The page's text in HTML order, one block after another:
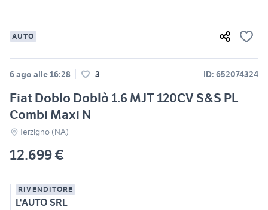
AUTO
6 ago alle 16:28 3 ID: 652074324
Fiat Doblo Doblò 1.6 MJT 120CV S&S PL
Combi Maxi N
Terzigno (NA)
12.699 €
RIVENDITORE
L'AUTO SRL